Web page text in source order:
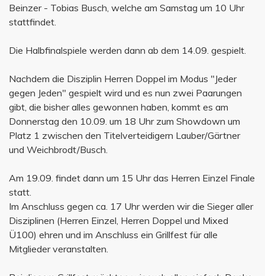
Beinzer - Tobias Busch, welche am Samstag um 10 Uhr
stattfindet.
Die Halbfinalspiele werden dann ab dem 14.09. gespielt.
Nachdem die Disziplin Herren Doppel im Modus "Jeder
gegen Jeden" gespielt wird und es nun zwei Paarungen
gibt, die bisher alles gewonnen haben, kommt es am
Donnerstag den 10.09. um 18 Uhr zum Showdown um
Platz 1 zwischen den Titelverteidigern Lauber/Gärtner
und Weichbrodt/Busch.
Am 19.09. findet dann um 15 Uhr das Herren Einzel Finale
statt.
Im Anschluss gegen ca. 17 Uhr werden wir die Sieger aller
Disziplinen (Herren Einzel, Herren Doppel und Mixed
Ü100) ehren und im Anschluss ein Grillfest für alle
Mitglieder veranstalten.